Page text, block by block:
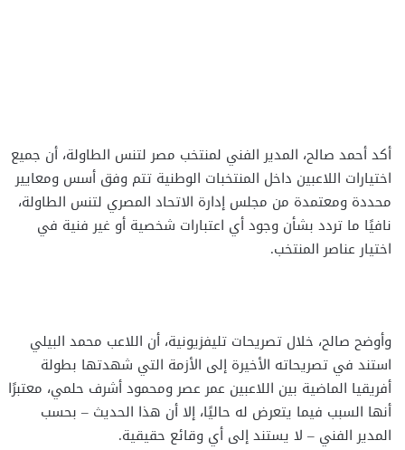
أكد أحمد صالح، المدير الفني لمنتخب مصر لتنس الطاولة، أن جميع
اختيارات اللاعبين داخل المنتخبات الوطنية تتم وفق أسس ومعايير
محددة ومعتمدة من مجلس إدارة الاتحاد المصري لتنس الطاولة،
نافيًا ما تردد بشأن وجود أي اعتبارات شخصية أو غير فنية في
اختيار عناصر المنتخب.
وأوضح صالح، خلال تصريحات تليفزيونية، أن اللاعب محمد البيلي
استند في تصريحاته الأخيرة إلى الأزمة التي شهدتها بطولة
أفريقيا الماضية بين اللاعبين عمر عصر ومحمود أشرف حلمي، معتبرًا
أنها السبب فيما يتعرض له حاليًا، إلا أن هذا الحديث – بحسب
المدير الفني – لا يستند إلى أي وقائع حقيقية.